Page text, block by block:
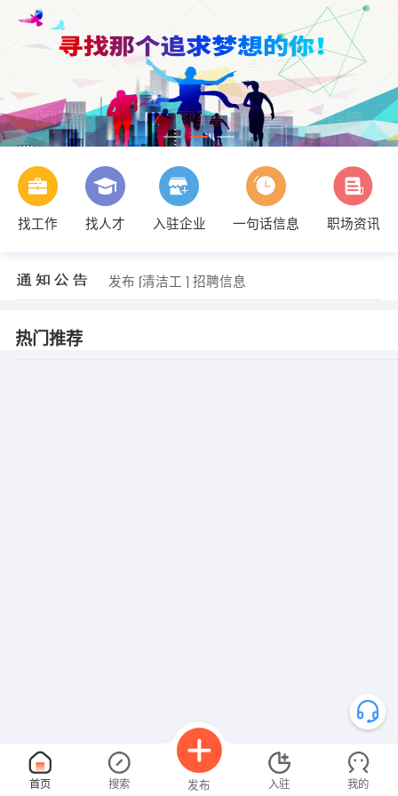
找工作 找人才 入驻企业 一句话信息 职场资讯
发布 [会计 ] 招聘信息
【韶关市水缘酒店管理有限公司】 强势入驻
【韶关市恒州酒店投资管理有限公司】 强势入驻
【韶关市名将广告传媒有限公司】 强势入驻
【韶关市慧丰置业有限公司】 强势入驻
【中国太平洋财产保险股份有限公司韶关中心支公司】 强势入驻
发布 [清洁工 ] 招聘信息
热门推荐
首页 搜索 发布 入驻 我的